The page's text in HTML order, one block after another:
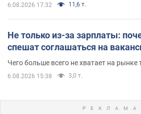
6.08.2026 17:32 11,6 т.
Не только из-за зарплаты:
спешат соглашаться на
Чего больше всего не хватает на рынке
6.08.2026 15:38 3,0 т.